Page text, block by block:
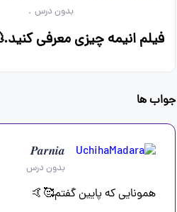
بدون درس .
فیلم انیمه چیزی معرفی کنید.🫠🫠
جواب ها
𝑷𝒂𝒓𝒏𝒊𝒂
بدون درس
همونایی که پایین گفتم🥰🤙